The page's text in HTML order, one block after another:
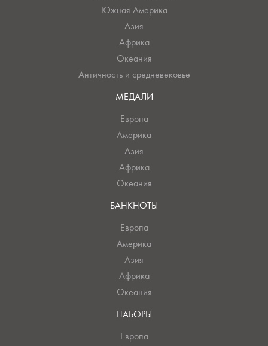
Южная Америка
Азия
Африка
Океания
Античность и средневековье
МЕДАЛИ
Европа
Америка
Азия
Африка
Океания
БАНКНОТЫ
Европа
Америка
Азия
Африка
Океания
НАБОРЫ
Европа